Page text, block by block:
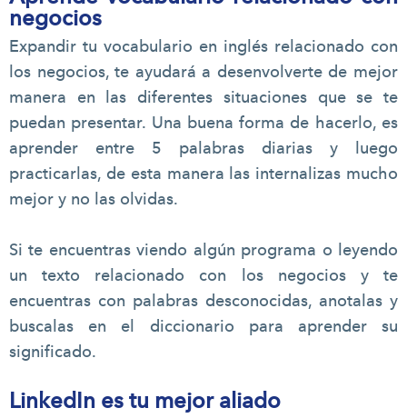
negocios
Expandir tu vocabulario en inglés relacionado con
los negocios, te ayudará a desenvolverte de mejor
manera en las diferentes situaciones que se te
puedan presentar. Una buena forma de hacerlo, es
aprender entre 5 palabras diarias y luego
practicarlas, de esta manera las internalizas mucho
mejor y no las olvidas.
Si te encuentras viendo algún programa o leyendo
un texto relacionado con los negocios y te
encuentras con palabras desconocidas, anotalas y
buscalas en el diccionario para aprender su
significado.
LinkedIn es tu mejor aliado